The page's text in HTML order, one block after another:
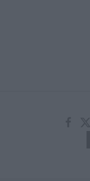
La rivista “America Journals”